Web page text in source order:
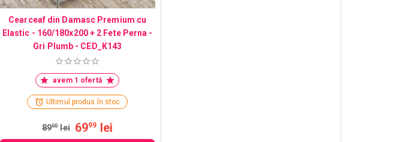
Cearceaf din Damasc Premium cu
Elastic - 160/180x200 + 2 Fete Perna -
Gri Plumb - CED_K143
avem 1 ofertă
Ultimul produs în stoc
8900 lei 6999 lei